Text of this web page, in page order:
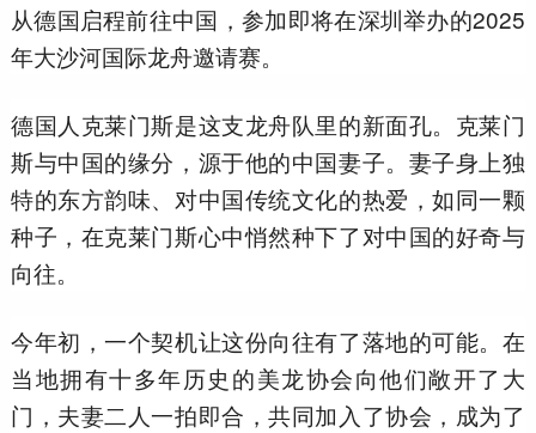
从德国启程前往中国，参加即将在深圳举办的2025
年大沙河国际龙舟邀请赛。
德国人克莱门斯是这支龙舟队里的新面孔。克莱门
斯与中国的缘分，源于他的中国妻子。妻子身上独
特的东方韵味、对中国传统文化的热爱，如同一颗
种子，在克莱门斯心中悄然种下了对中国的好奇与
向往。
今年初，一个契机让这份向往有了落地的可能。在
当地拥有十多年历史的美龙协会向他们敞开了大
门，夫妻二人一拍即合，共同加入了协会，成为了